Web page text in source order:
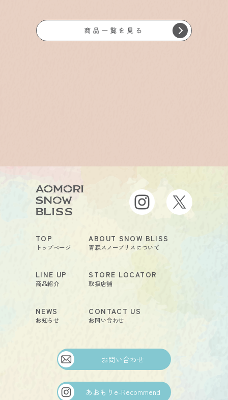
商品一覧を見る
TOP
トップページ
LINE UP
商品紹介
NEWS
お知らせ
ABOUT SNOW BLISS
青森スノーブリスについて
STORE LOCATOR
取扱店舗
CONTACT US
お問い合わせ
お問い合わせ
あおもりe-Recommend